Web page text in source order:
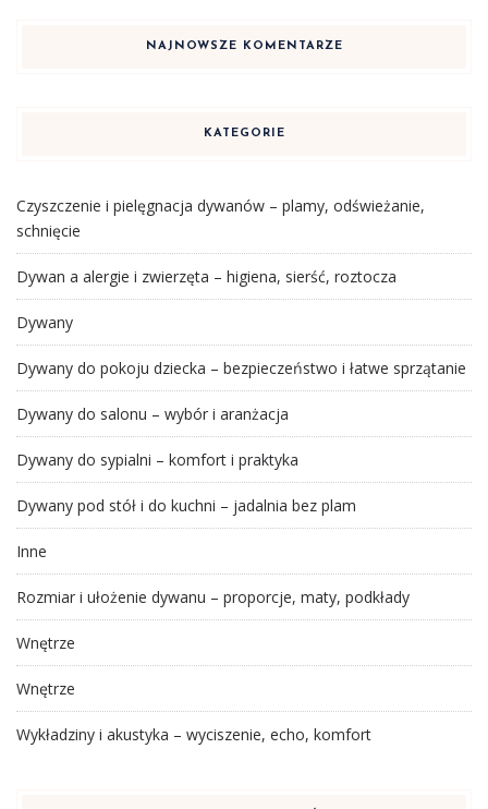
NAJNOWSZE KOMENTARZE
KATEGORIE
Czyszczenie i pielęgnacja dywanów – plamy, odświeżanie,
schnięcie
Dywan a alergie i zwierzęta – higiena, sierść, roztocza
Dywany
Dywany do pokoju dziecka – bezpieczeństwo i łatwe sprzątanie
Dywany do salonu – wybór i aranżacja
Dywany do sypialni – komfort i praktyka
Dywany pod stół i do kuchni – jadalnia bez plam
Inne
Rozmiar i ułożenie dywanu – proporcje, maty, podkłady
Wnętrze
Wnętrze
Wykładziny i akustyka – wyciszenie, echo, komfort